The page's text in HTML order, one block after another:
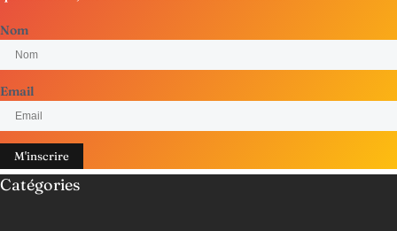
Nom
Email
M'inscrire
Catégories